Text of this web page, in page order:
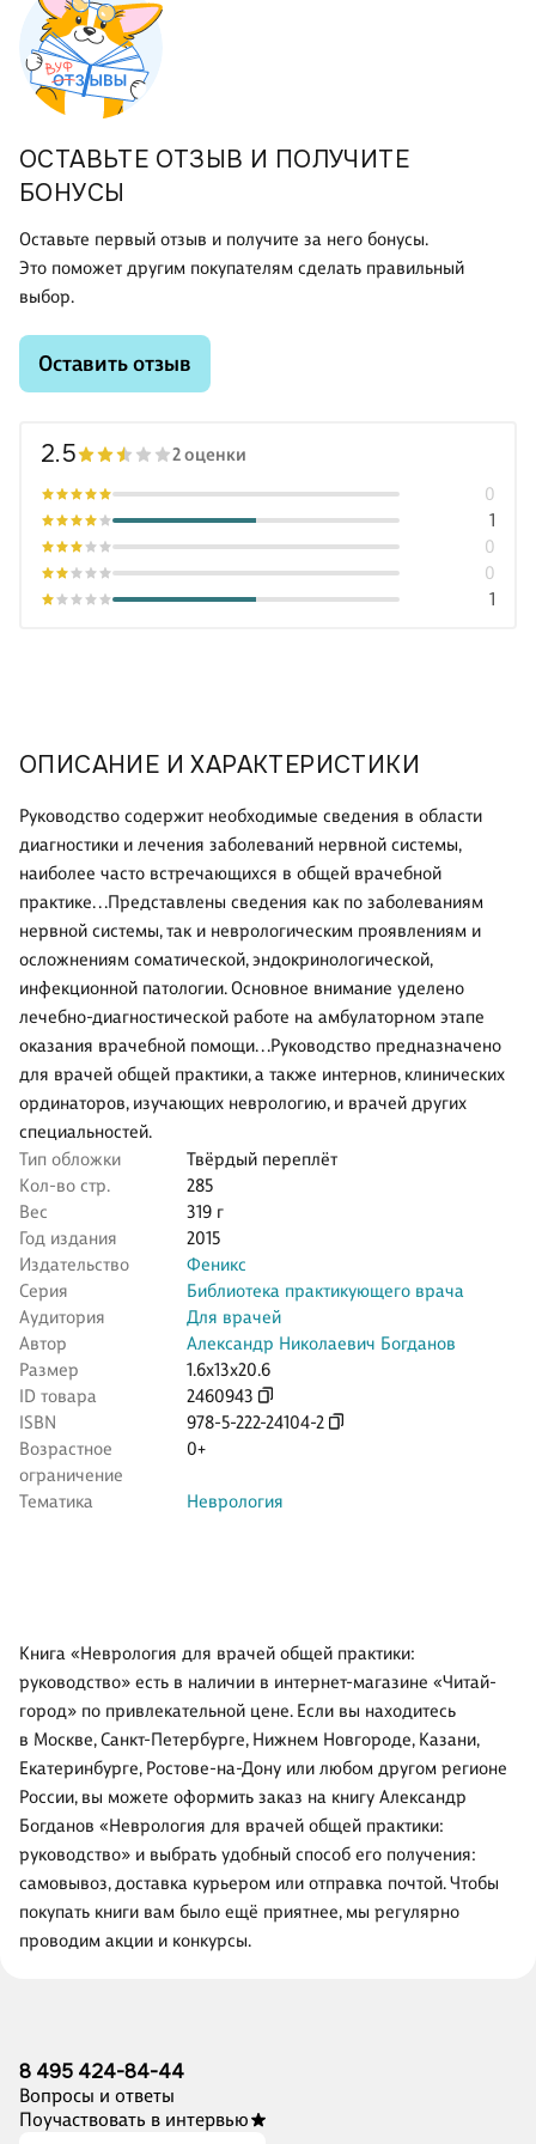
ОПИСАНИЕ И ХАРАКТЕРИСТИКИ
Руководство содержит необходимые сведения в области
диагностики и лечения заболеваний нервной системы,
наиболее часто встречающихся в общей врачебной
практике. . .Представлены сведения как по заболеваниям
нервной системы, так и неврологическим проявлениям и
осложнениям соматической, эндокринологической,
инфекционной патологии. Основное внимание уделено
лечебно-диагностической работе на амбулаторном этапе
оказания врачебной помощи. . .Руководство предназначено
для врачей общей практики, а также интернов, клинических
ординаторов, изучающих неврологию, и врачей других
специальностей.
Тип обложки
Твёрдый переплёт
Кол-во стр.
285
Вес
319 г
Год издания
2015
Издательство
Феникс
Серия
Библиотека практикующего врача
Аудитория
Для врачей
Автор
Александр Николаевич Богданов
Размер
1.6x13x20.6
ID товара
2460943
ISBN
978-5-222-24104-2
Возрастное
ограничение
0+
Тематика Неврология
ОСТАВЬТЕ ОТЗЫВ И ПОЛУЧИТЕ
БОНУСЫ
Оставьте первый отзыв и получите за него бонусы.
Это поможет другим покупателям сделать правильный
выбор.
Оставить отзыв
2.5 2 оценки
1
0
0
1
0
Книга «Неврология для врачей общей практики:
руководство» есть в наличии в интернет-магазине «Читай-
город» по привлекательной цене. Если вы находитесь
в Москве, Санкт-Петербурге, Нижнем Новгороде, Казани,
Екатеринбурге, Ростове-на-Дону или любом другом регионе
России, вы можете оформить заказ на книгу Александр
Богданов «Неврология для врачей общей практики:
руководство» и выбрать удобный способ его получения:
самовывоз, доставка курьером или отправка почтой. Чтобы
покупать книги вам было ещё приятнее, мы регулярно
проводим акции и конкурсы.
8 495 424-84-44
Вопросы и ответы
Поучаствовать в интервью